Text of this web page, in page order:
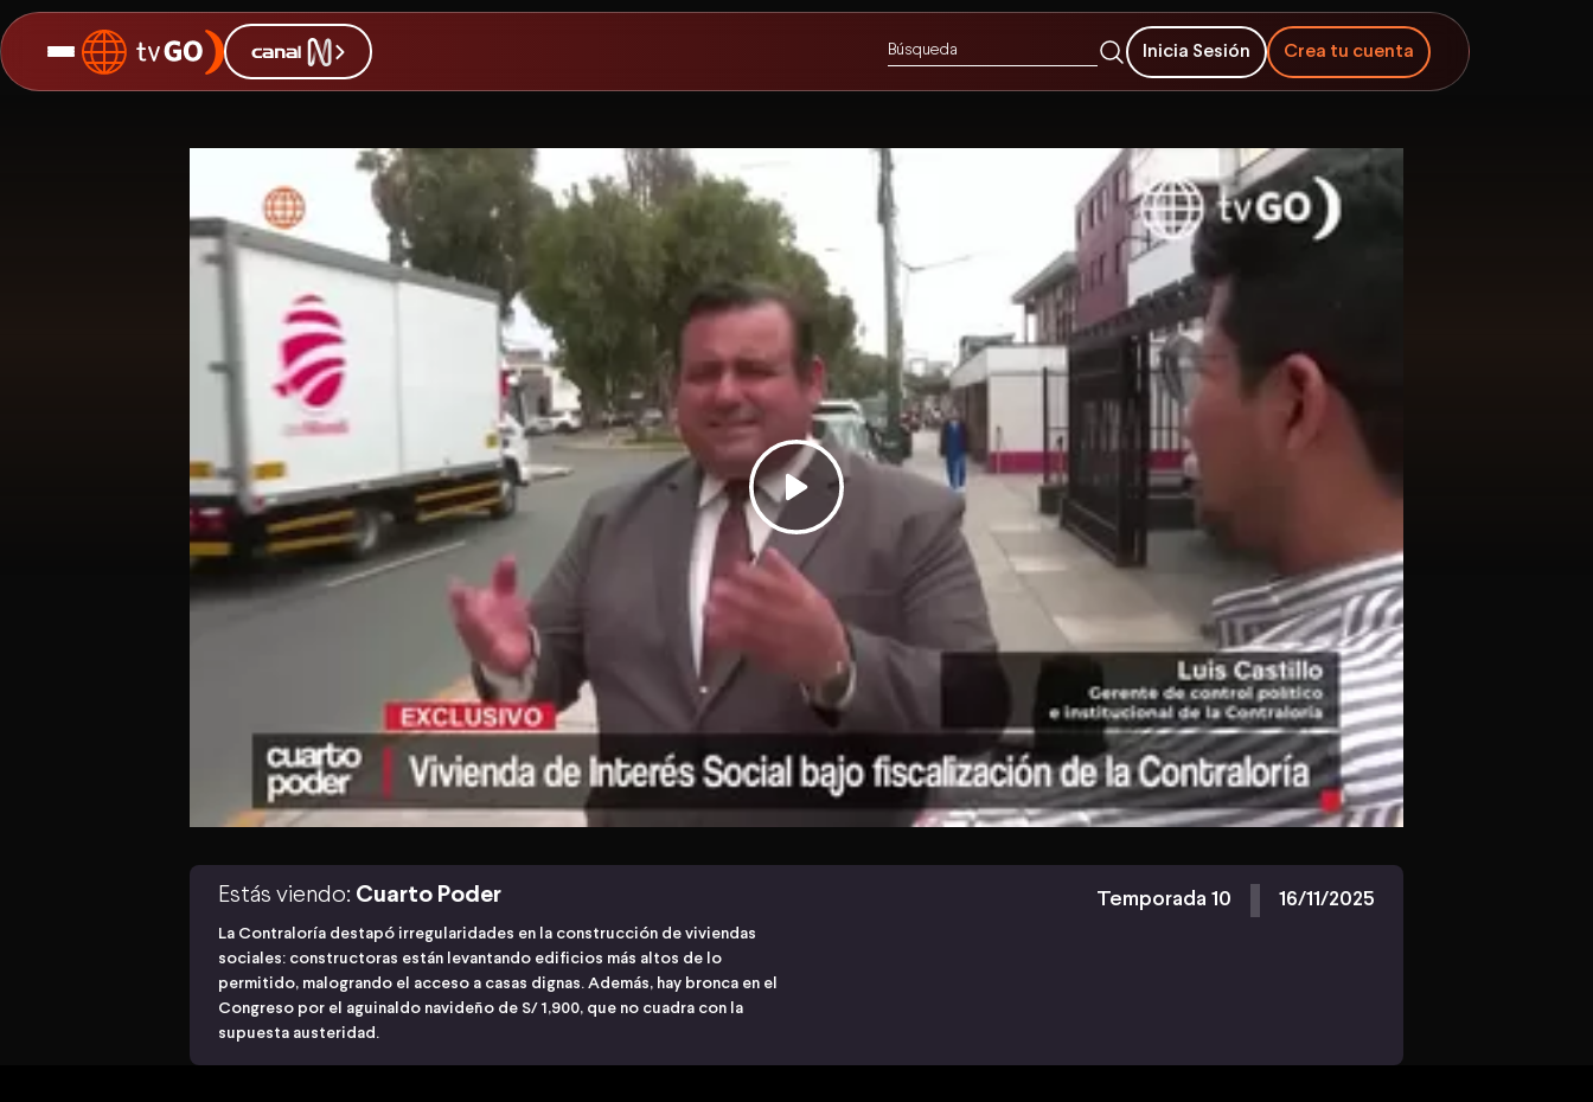
Inicia Sesión Crea tu cuenta
Estás viendo: Cuarto Poder
La Contraloría destapó irregularidades en la construcción de viviendas
sociales: constructoras están levantando edificios más altos de lo
permitido, malogrando el acceso a casas dignas. Además, hay bronca en el
Congreso por el aguinaldo navideño de S/ 1,900, que no cuadra con la
supuesta austeridad.
Temporada 10 16/11/2025